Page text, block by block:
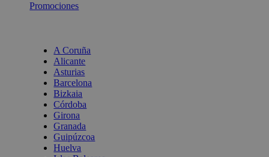
Promociones
A Coruña
Alicante
Asturias
Barcelona
Bizkaia
Córdoba
Girona
Granada
Guipúzcoa
Huelva